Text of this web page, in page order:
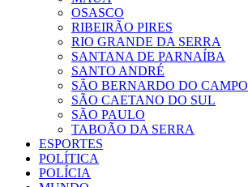
OSASCO
RIBEIRÃO PIRES
RIO GRANDE DA SERRA
SANTANA DE PARNAÍBA
SANTO ANDRÉ
SÃO BERNARDO DO CAMPO
SÃO CAETANO DO SUL
SÃO PAULO
TABOÃO DA SERRA
ESPORTES
POLÍTICA
POLÍCIA